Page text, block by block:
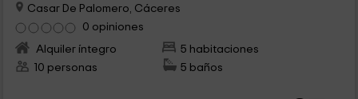
Casar De Palomero, Cáceres
0 opiniones
Alquiler íntegro
5 habitaciones
10 personas
5 baños